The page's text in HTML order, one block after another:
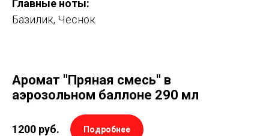
Главные ноты:
Базилик, Чеснок
Аромат "Пряная смесь" в
аэрозольном баллоне 290 мл
1200 руб. Подробнее